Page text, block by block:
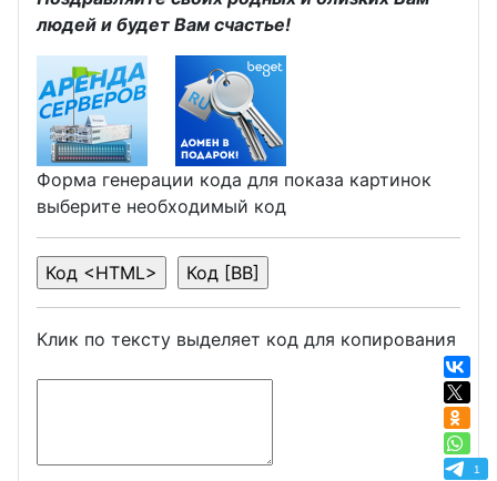
людей и будет Вам счастье!
1
Форма генерации кода для показа картинок
выберите необходимый код
Клик по тексту выделяет код для копирования